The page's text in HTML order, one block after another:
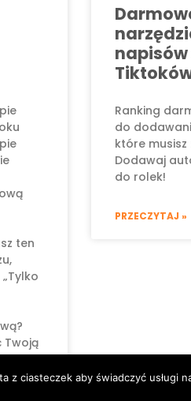
ten
Twoją
napisów
Ranking
do
które musisz
Dodawaj
do rolek!
PRZECZYTAJ »
z ciasteczek aby świadczyć usługi